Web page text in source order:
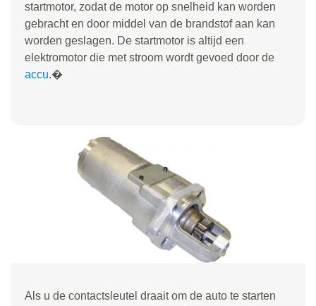
startmotor, zodat de motor op snelheid kan worden
gebracht en door middel van de brandstof aan kan
worden geslagen. De startmotor is altijd een
elektromotor die met stroom wordt gevoed door de
accu.�
Als u de contactsleutel draait om de auto te starten